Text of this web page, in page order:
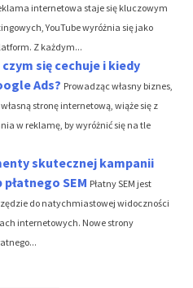
internetowa staje się kluczowym
YouTube wyróżnia się jako
Z każdym...
się cechuje i kiedy
Ads? Prowadząc własny biznes,
stronę internetową, wiąże się z
w reklamę, by wyróżnić się na tle
skutecznej kampanii
SEM Płatny SEM jest
do natychmiastowej widoczności
internetowych. Nowe strony